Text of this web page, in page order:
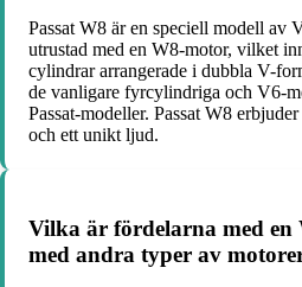
Passat W8 är en speciell modell av
utrustad med en W8-motor, vilket
cylindrar arrangerade i dubbla V-
de vanligare fyrcylindriga och V6-
Passat-modeller. Passat W8
och ett unikt ljud.
Vilka är fördelarna med
med andra typer av